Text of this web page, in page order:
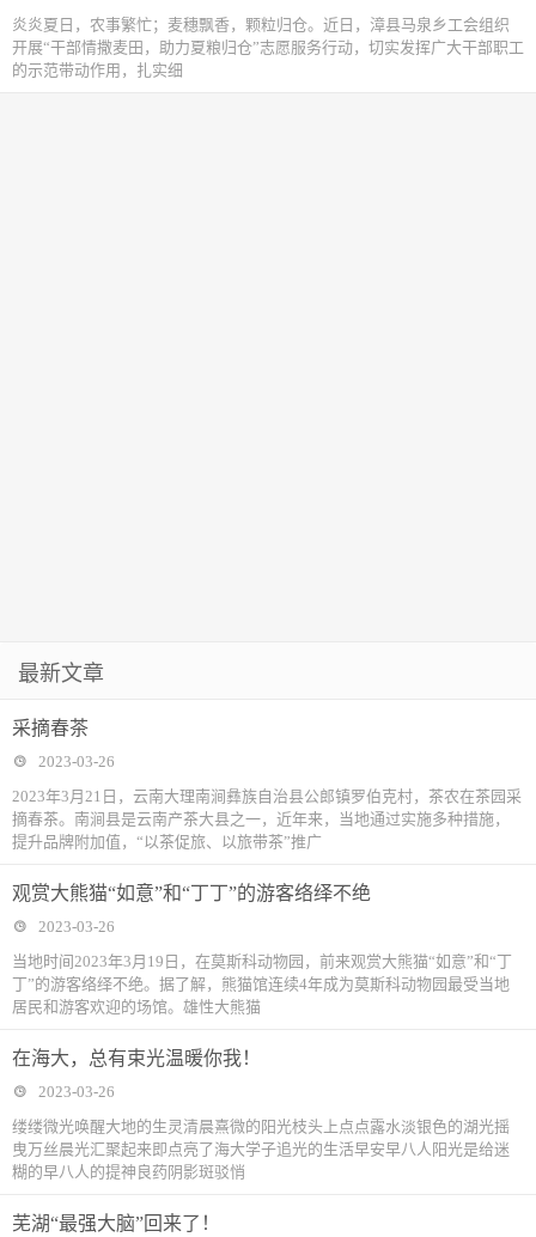
炎炎夏日，农事繁忙；麦穗飘香，颗粒归仓。近日，漳县马泉乡工会组织
开展“干部情撒麦田，助力夏粮归仓”志愿服务行动，切实发挥广大干部职工
的示范带动作用，扎实细
最新文章
采摘春茶
2023-03-26
2023年3月21日，云南大理南涧彝族自治县公郎镇罗伯克村，茶农在茶园采
摘春茶。南涧县是云南产茶大县之一，近年来，当地通过实施多种措施，
提升品牌附加值，“以茶促旅、以旅带茶”推广
观赏大熊猫“如意”和“丁丁”的游客络绎不绝
2023-03-26
当地时间2023年3月19日，在莫斯科动物园，前来观赏大熊猫“如意”和“丁
丁”的游客络绎不绝。据了解，熊猫馆连续4年成为莫斯科动物园最受当地
居民和游客欢迎的场馆。雄性大熊猫
在海大，总有束光温暖你我！
2023-03-26
缕缕微光唤醒大地的生灵清晨熹微的阳光枝头上点点露水淡银色的湖光摇
曳万丝晨光汇聚起来即点亮了海大学子追光的生活早安早八人阳光是给迷
糊的早八人的提神良药阴影斑驳悄
芜湖“最强大脑”回来了！